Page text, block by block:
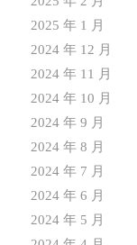
2025 年 1 月
2024 年 12 月
2024 年 11 月
2024 年 10 月
2024 年 9 月
2024 年 8 月
2024 年 7 月
2024 年 6 月
2024 年 5 月